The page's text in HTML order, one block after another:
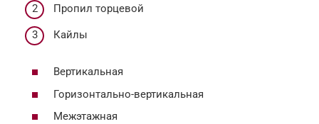
Пропил торцевой
Кайлы
Вертикальная
Горизонтально-вертикальная
Межэтажная